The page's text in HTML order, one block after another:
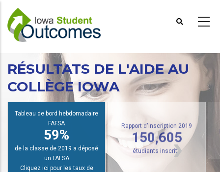
contenu
principal
RÉSULTATS DE L'AIDE AU
COLLÈGE IOWA
Tableau de bord hebdomadaire
FAFSA
59%
de la classe de 2019 a déposé
un FAFSA
Cliquez ici pour les taux de
Rapport d'inscription 2019
150,605
étudiants inscrits